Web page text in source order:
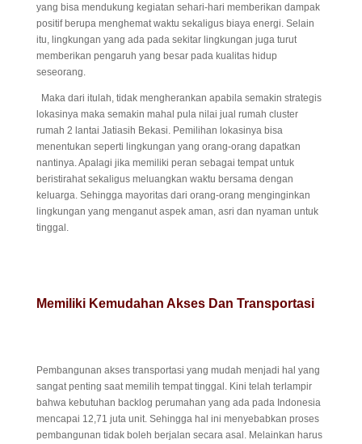
yang bisa mendukung kegiatan sehari-hari memberikan dampak
positif berupa menghemat waktu sekaligus biaya energi. Selain
itu, lingkungan yang ada pada sekitar lingkungan juga turut
memberikan pengaruh yang besar pada kualitas hidup
seseorang.
Maka dari itulah, tidak mengherankan apabila semakin strategis
lokasinya maka semakin mahal pula nilai jual rumah cluster
rumah 2 lantai Jatiasih Bekasi. Pemilihan lokasinya bisa
menentukan seperti lingkungan yang orang-orang dapatkan
nantinya. Apalagi jika memiliki peran sebagai tempat untuk
beristirahat sekaligus meluangkan waktu bersama dengan
keluarga. Sehingga mayoritas dari orang-orang menginginkan
lingkungan yang menganut aspek aman, asri dan nyaman untuk
tinggal.
Memiliki Kemudahan Akses Dan Transportasi
Pembangunan akses transportasi yang mudah menjadi hal yang
sangat penting saat memilih tempat tinggal. Kini telah terlampir
bahwa kebutuhan backlog perumahan yang ada pada Indonesia
mencapai 12,71 juta unit. Sehingga hal ini menyebabkan proses
pembangunan tidak boleh berjalan secara asal. Melainkan harus